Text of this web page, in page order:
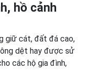
hồ cảnh
giữ cát, đất đá cao,
dệt hay được sử
các hộ gia đình,